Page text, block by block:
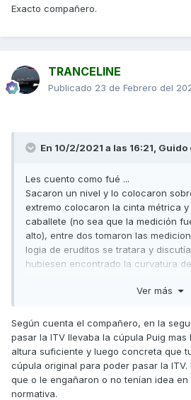
lleve una sí o sí. No importa si es
la cúpula es más alta que la original,
menos que la altura máxima no se
puedas modificar su altura sin ayuda
Exacto compañero.
TRANCELINE
Publicado 23 de Febrero del
En 10/2/2021 a las 16:21, Guido
Les cuento como fué ...
Sacaron un nivel y lo colocaron
extremo colocaron la cinta métrica
caballete (no sea que la medición
alto), entre dos tomaron las
logia de eruditos se tratara y
hubiesen encontrado la curvatura
ITV compré la cúpula original 170€.
Ver más
Según cuenta el compañero, en la
pasar la ITV llevaba la cúpula Puig
altura suficiente y luego concreta que
cúpula original para poder pasar la ITV.
que o le engañaron o no tenían idea en
normativa.